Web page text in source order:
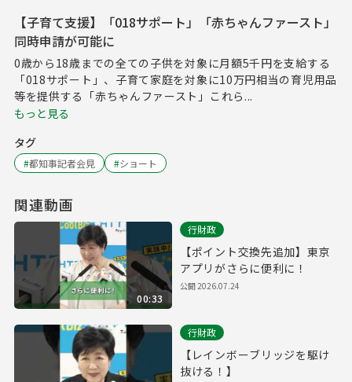
【子育て支援】「018サポート」「赤ちゃんファースト」
同時申請が可能に
0歳から18歳までの全ての子供を対象に月額5千円を支給する
「018サポート」、子育て家庭を対象に10万円相当の育児用品
等を提供する「赤ちゃんファースト」これら...
もっと見る
タグ
#都知事記者会見 #ショート
関連動画
00:33
行財政
【ポイント交換先追加】東京
アプリがさらに便利に！
公開2026.07.24
行財政
【レインボーブリッジを駆け
抜ける！】